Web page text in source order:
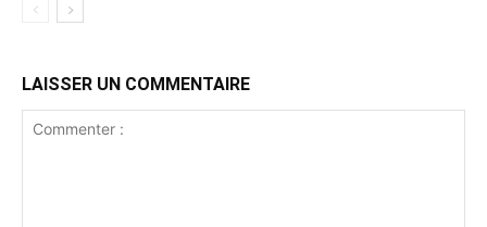
LAISSER UN COMMENTAIRE